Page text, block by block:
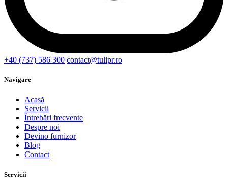
+40 (737) 586 300 contact@tulipr.ro
Navigare
Acasă
Servicii
Întrebări frecvente
Despre noi
Devino furnizor
Blog
Contact
Servicii